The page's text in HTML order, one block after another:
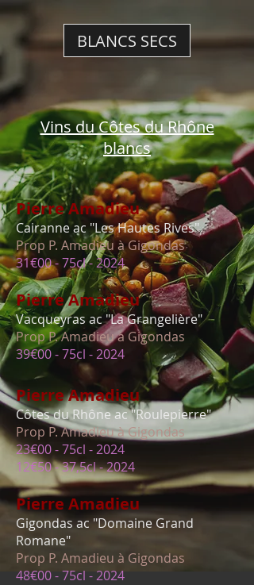
BLANCS SECS
Vins du Côtes du Rhône
blancs
Pierre Amadieu
Cairanne ac "Les Hautes Rives"
Prop P. Amadieu à Gigondas
31€00 - 75cl - 2024
Pierre Amadieu
Vacqueyras ac "LaGrangelière"
Prop P. Amadieu à Gigondas
39€00 - 75cl - 2024
Pierre Amadieu
Côtes du Rhône ac "Roulepierre"
Prop P. Amadieu à Gigondas
23€00 - 75cl - 2024
12€50 - 37,5cl - 2024
Pierre Amadieu
Gigondas ac "Domaine Grand
Romane"
Prop P. Amadieu à Gigondas
48€00 - 75cl - 2024